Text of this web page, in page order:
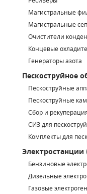
Магистральные
Магистральные
Очистители
Концевые
Генераторы азота
Пескоструйное
Пескоструйные
Пескоструйные
Сбор и
СИЗ для
Комплекты для
Электростанции
Бензиновые
Дизельные
Газовые
САДОВАЯ ТЕХНИКА
КОНТЕЙНЕРЫ ДЛЯ
КАНАЛИЗАЦИОННЫЕ
ДИЗЕЛЬНЫЕ МОТОПОМПЫ
ТАЛИ И ТЕЛЬФЕРЫ
ЛЕНТОЧНОПИЛЬНЫЕ
КОНТРОЛЛЕРЫ (БЛОКИ
ВПУСКНЫЕ КЛАПАНЫ
ОБРАТНЫЕ КЛАПАНЫ
КЛАПАНЫ
РЕЛЕ ДАВЛЕНИЯ ДЛЯ
ДАТЧИКИ
РУКАВА ВЫСОКОГО